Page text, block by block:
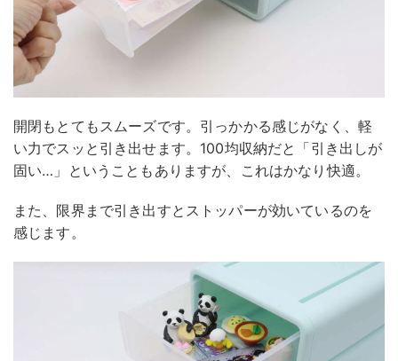
開閉もとてもスムーズです。引っかかる感じがなく、軽
い力でスッと引き出せます。100均収納だと「引き出しが
固い…」ということもありますが、これはかなり快適。
また、限界まで引き出すとストッパーが効いているのを
感じます。